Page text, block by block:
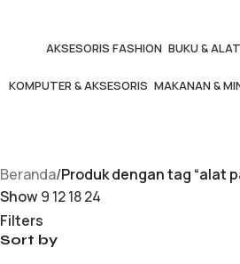
AKSESORIS FASHION BUKU &
KOMPUTER & AKSESORIS MAKANAN &
Beranda/Produk dengan tag “alat
Show9 121824
Filters
Sort by